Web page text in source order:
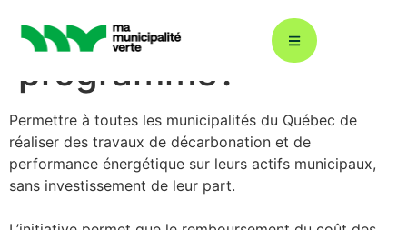
Décarbonation : ÉcoÉnergie 360
Quel est l’objectif du
programme?
Permettre à toutes les municipalités du Québec de
réaliser des travaux de décarbonation et de
performance énergétique sur leurs actifs municipaux,
sans investissement de leur part.